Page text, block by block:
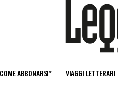
COME ABBONARSI* VIAGGI LETTERARI